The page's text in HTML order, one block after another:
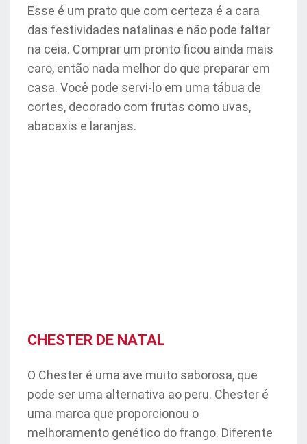
Esse é um prato que com certeza é a cara
das festividades natalinas e não pode faltar
na ceia. Comprar um pronto ficou ainda mais
caro, então nada melhor do que preparar em
casa. Você pode servi-lo em uma tábua de
cortes, decorado com frutas como uvas,
abacaxis e laranjas.
CHESTER DE NATAL
O Chester é uma ave muito saborosa, que
pode ser uma alternativa ao peru. Chester é
uma marca que proporcionou o
melhoramento genético do frango. Diferente